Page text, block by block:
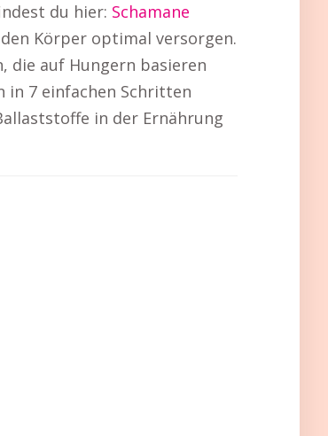
du hier: Schamane
Körper optimal versorgen.
die auf Hungern basieren
in 7 einfachen Schritten
in der Ernährung